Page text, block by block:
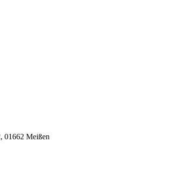
01662 Meißen